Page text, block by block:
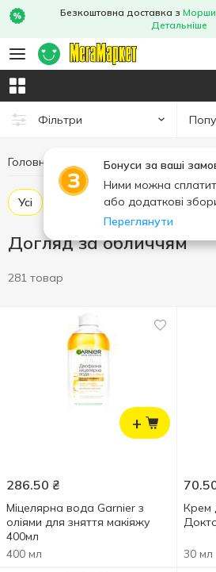
Безкоштовна доставка з
Детальніше
Фільтри
Бонуси за ваші
Ними можна
або додаткові
Переглянути
Головна Гігієна та догляд
Усі Крем для обличчя
Догляд за обличчям
281 товар
+
286.50 ₴
Міцелярна вода Garnier з
оліями для зняття макіяжу
400мл
400 мл
Крем
30 мл